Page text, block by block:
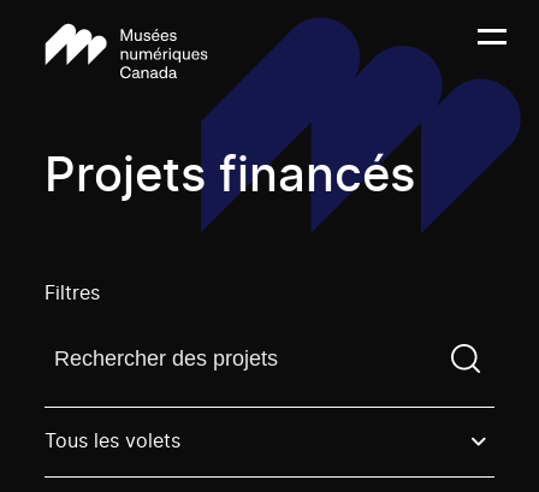
Projets financés
Filtres
Trouvez un projetVous devez saisir un terme de
Tous les volets